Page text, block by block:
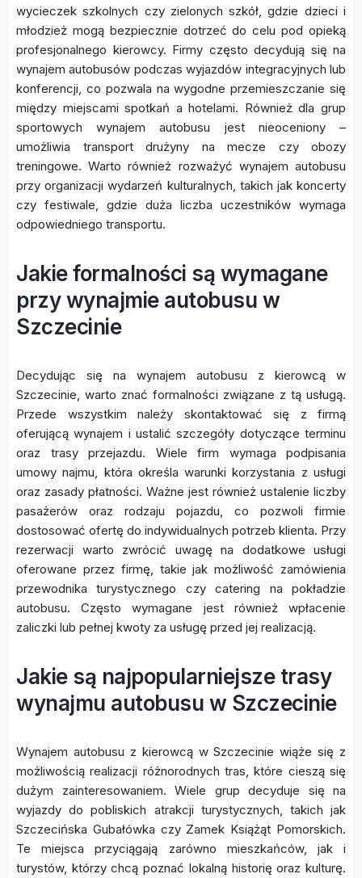
wycieczek szkolnych czy zielonych szkół, gdzie dzieci i
młodzież mogą bezpiecznie dotrzeć do celu pod opieką
profesjonalnego kierowcy. Firmy często decydują się na
wynajem autobusów podczas wyjazdów integracyjnych lub
konferencji, co pozwala na wygodne przemieszczanie się
między miejscami spotkań a hotelami. Również dla grup
sportowych wynajem autobusu jest nieoceniony –
umożliwia transport drużyny na mecze czy obozy
treningowe. Warto również rozważyć wynajem autobusu
przy organizacji wydarzeń kulturalnych, takich jak koncerty
czy festiwale, gdzie duża liczba uczestników wymaga
odpowiedniego transportu.
Jakie formalności są wymagane
przy wynajmie autobusu w
Szczecinie
Decydując się na wynajem autobusu z kierowcą w
Szczecinie, warto znać formalności związane z tą usługą.
Przede wszystkim należy skontaktować się z firmą
oferującą wynajem i ustalić szczegóły dotyczące terminu
oraz trasy przejazdu. Wiele firm wymaga podpisania
umowy najmu, która określa warunki korzystania z usługi
oraz zasady płatności. Ważne jest również ustalenie liczby
pasażerów oraz rodzaju pojazdu, co pozwoli firmie
dostosować ofertę do indywidualnych potrzeb klienta. Przy
rezerwacji warto zwrócić uwagę na dodatkowe usługi
oferowane przez firmę, takie jak możliwość zamówienia
przewodnika turystycznego czy catering na pokładzie
autobusu. Często wymagane jest również wpłacenie
zaliczki lub pełnej kwoty za usługę przed jej realizacją.
Jakie są najpopularniejsze trasy
wynajmu autobusu w Szczecinie
Wynajem autobusu z kierowcą w Szczecinie wiąże się z
możliwością realizacji różnorodnych tras, które cieszą się
dużym zainteresowaniem. Wiele grup decyduje się na
wyjazdy do pobliskich atrakcji turystycznych, takich jak
Szczecińska Gubałówka czy Zamek Książąt Pomorskich.
Te miejsca przyciągają zarówno mieszkańców, jak i
turystów, którzy chcą poznać lokalną historię oraz kulturę.